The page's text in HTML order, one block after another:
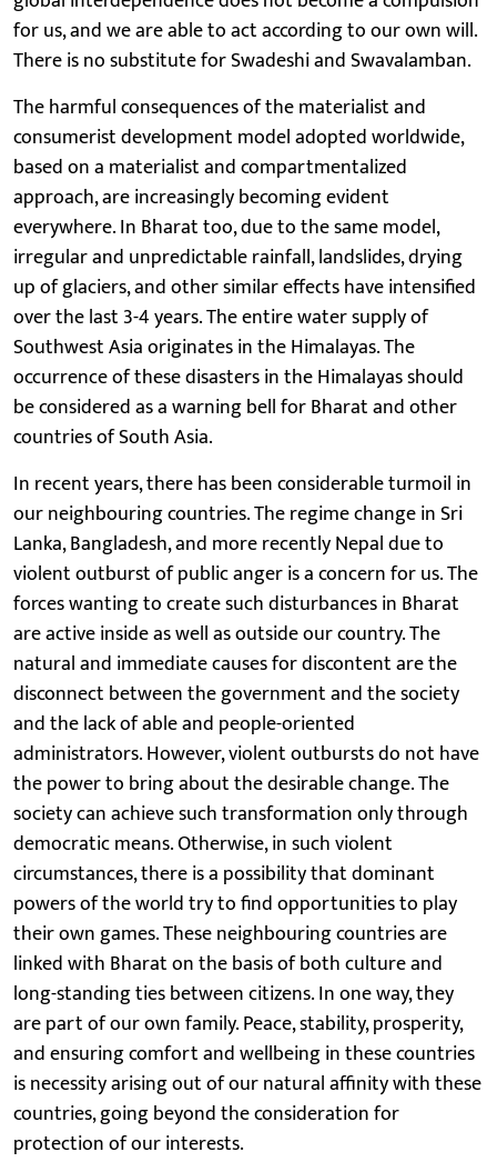
for us, and we are able to act according to our own will.
There is no substitute for Swadeshi and Swavalamban.
The harmful consequences of the materialist and
consumerist development model adopted worldwide,
based on a materialist and compartmentalized
approach, are increasingly becoming evident
everywhere. In Bharat too, due to the same model,
irregular and unpredictable rainfall, landslides, drying
up of glaciers, and other similar effects have intensified
over the last 3-4 years. The entire water supply of
Southwest Asia originates in the Himalayas. The
occurrence of these disasters in the Himalayas should
be considered as a warning bell for Bharat and other
countries of South Asia.
In recent years, there has been considerable turmoil in
our neighbouring countries. The regime change in Sri
Lanka, Bangladesh, and more recently Nepal due to
violent outburst of public anger is a concern for us. The
forces wanting to create such disturbances in Bharat
are active inside as well as outside our country. The
natural and immediate causes for discontent are the
disconnect between the government and the society
and the lack of able and people-oriented
administrators. However, violent outbursts do not have
the power to bring about the desirable change. The
society can achieve such transformation only through
democratic means. Otherwise, in such violent
circumstances, there is a possibility that dominant
powers of the world try to find opportunities to play
their own games. These neighbouring countries are
linked with Bharat on the basis of both culture and
long-standing ties between citizens. In one way, they
are part of our own family. Peace, stability, prosperity,
and ensuring comfort and wellbeing in these countries
is necessity arising out of our natural affinity with these
countries, going beyond the consideration for
protection of our interests.